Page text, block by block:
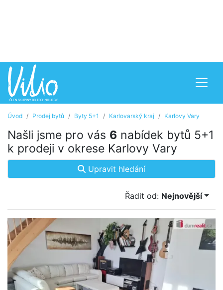
Úvod Prodej bytů Byty 5+1 Karlovarský kraj Karlovy Vary
Našli jsme pro vás 6 nabídek bytů 5+1
k prodeji v okrese Karlovy Vary
Upravit hledání
Řadit od: Nejnovější